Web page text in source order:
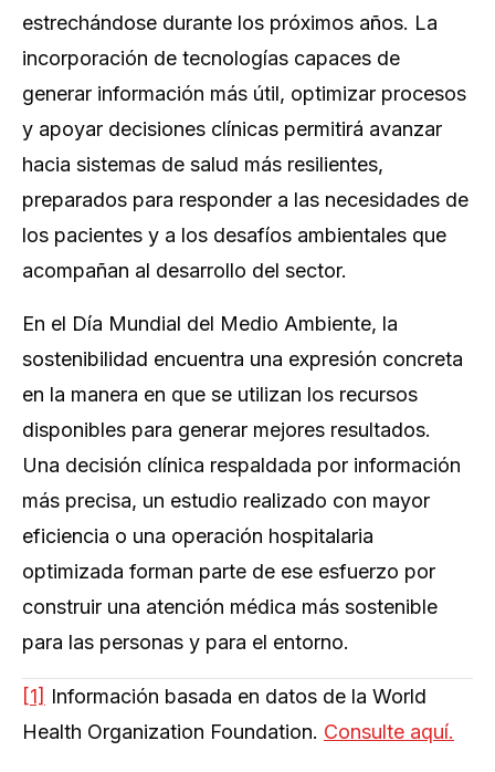
estrechándose durante los próximos años. La
incorporación de tecnologías capaces de
generar información más útil, optimizar procesos
y apoyar decisiones clínicas permitirá avanzar
hacia sistemas de salud más resilientes,
preparados para responder a las necesidades de
los pacientes y a los desafíos ambientales que
acompañan al desarrollo del sector.
En el Día Mundial del Medio Ambiente, la
sostenibilidad encuentra una expresión concreta
en la manera en que se utilizan los recursos
disponibles para generar mejores resultados.
Una decisión clínica respaldada por información
más precisa, un estudio realizado con mayor
eficiencia o una operación hospitalaria
optimizada forman parte de ese esfuerzo por
construir una atención médica más sostenible
para las personas y para el entorno.
[1] Información basada en datos de la World
Health Organization Foundation. Consulte aquí.